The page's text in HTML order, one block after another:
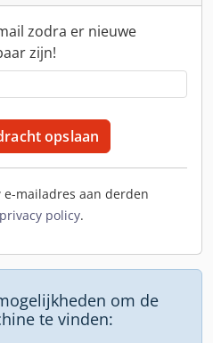
zodra er nieuwe
zijn!
opslaan
mailadres aan derden
privacy policy.
om de
te vinden: